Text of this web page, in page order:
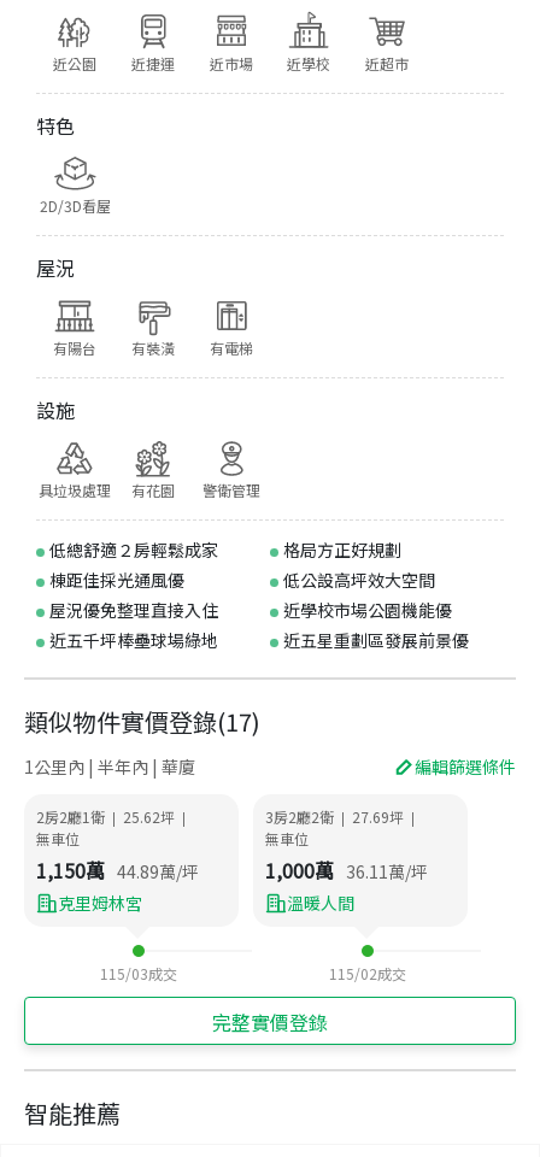
近公園 近捷運 近市場 近學校 近超市
特色
2D/3D看屋
屋況
有陽台 有裝潢 有電梯
設施
具垃圾處理 有花園 警衛管理
低總舒適２房輕鬆成家
格局方正好規劃
棟距佳採光通風優
低公設高坪效大空間
屋況優免整理直接入住
近學校市場公園機能優
近五千坪棒壘球場綠地
近五星重劃區發展前景優
類似物件實價登錄(17)
1公里內 | 半年內 | 華廈 編輯篩選條件
2房2廳1衛 | 25.62坪 |
無車位
1,150萬 44.89萬/坪
克里姆林宮
115/03成交
3房2廳2衛 | 27.69坪 |
無車位
1,000萬 36.11萬/坪
溫暖人間
115/02成交
完整實價登錄
智能推薦